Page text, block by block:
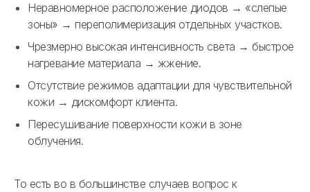
Неравномерное расположение диодов → «слепые
зоны» → переполимеризация отдельных участков.
Чрезмерно высокая интенсивность света → быстрое
нагревание материала → жжение.
Отсутствие режимов адаптации для чувствительной
кожи → дискомфорт клиента.
Пересушивание поверхности кожи в зоне
облучения.
То есть во в большинстве случаев вопрос к